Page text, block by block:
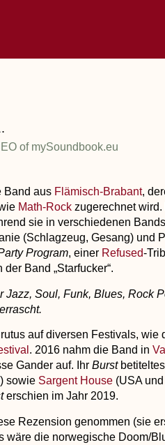
of mySoundbook.eu
Band aus Flämisch-Brabant,
Math-Rockzugerechnet wird.
sie in verschiedenen
(Schlagzeug, Gesang) und
Program, einer Refused-
Band „Starfucker“.
Jazz, Soul, Funk, Blues, Rock
auf diversen Festivals, wie
. 2016 nahm die Band in
Gander auf. Ihr Burst
sowie Sargent House(USA und
erschien im Jahr 2019.
Rezension genommen (sie
wäre die norwegische Doom/